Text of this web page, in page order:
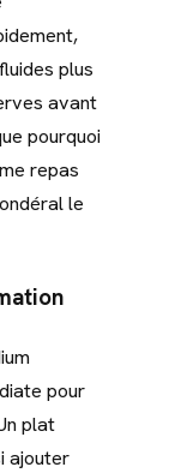
plus
avant
pourquoi
repas
le
pour
plat
ajouter